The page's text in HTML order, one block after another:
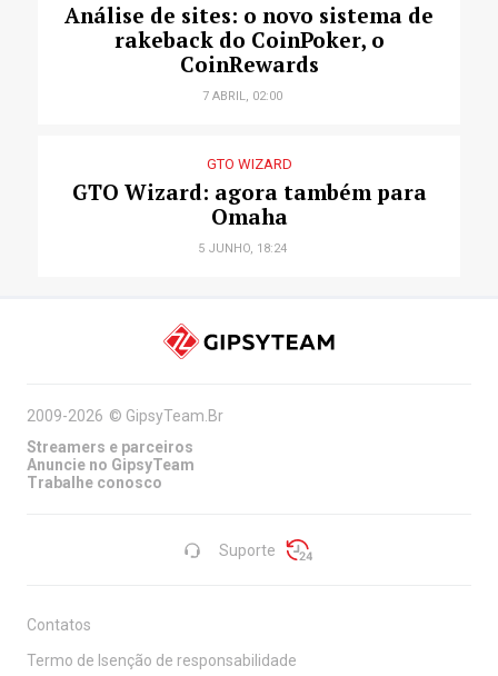
Análise de sites: o novo sistema de
rakeback do CoinPoker, o
CoinRewards
7 ABRIL, 02:00
GTO WIZARD
GTO Wizard: agora também para
Omaha
5 JUNHO, 18:24
Suporte
2009-2026 © GipsyTeam.Br
Streamers e parceiros
Anuncie no GipsyTeam
Trabalhe conosco
Contatos
Termo de Isenção de responsabilidade